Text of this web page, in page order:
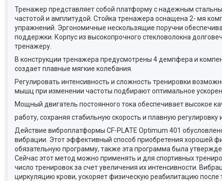
Тренажер представляет собой платформу с надежным
частотой и амплитудой. Стойка тренажера оснащена 2- мя
упражнений. Эргономичные нескользящие поручни
поддержки. Корпус из высокопрочного стекловолокна
тренажеру.
В конструкции тренажера предусмотрены 4 демпфера и
создает плавные мягкие колебания.
Регулировать интенсивность и сложность тренировки
мышц при изменении частоты подбирают оптимальное
Мощный двигатель постоянного тока обеспечивает высокое
работу, сохраняя стабильную скорость и плавную регулировку
Действие виброплатформы CF-PLATE Optimum 401
вибрации. Этот эффективный способ приобретения хорошей
обязательную программу, также эта программа была
Сейчас этот метод можно применять и для спортивных
число тренировок за счет увеличения их интенсивности.
циркуляцию крови, ускоряет физическую реабилитацию